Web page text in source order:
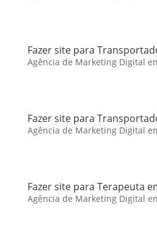
Fazer site para
Agência de Marketing Digital
Fazer site para
Agência de Marketing Digital
Fazer site para Terapeuta
Agência de Marketing Digital